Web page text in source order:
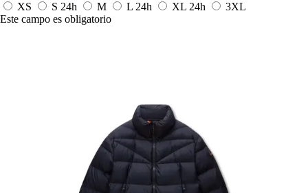
XS
S 24h M L 24h XL 24h
3XL
Este campo es obligatorio